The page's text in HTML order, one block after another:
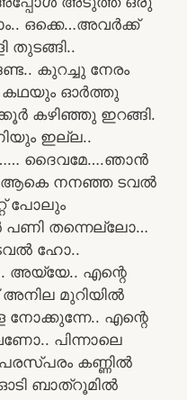
ഒക്കെ…അവർക്ക്
തുടങ്ങി..
കുറച്ചു നേരം
കഥയും ഓർത്തു
കഴിഞ്ഞു ഇറങ്ങി.
ഇല്ല..
ദൈവമേ….ഞാൻ
ആകെ നനഞ്ഞ ടവൽ
പോലും
പണി തന്നെല്ലോ…
ഹോ..
അയ്യേ.. എന്റെ
അനില മുറിയിൽ
നോക്കുന്നേ.. എന്റെ
പിന്നാലെ
കണ്ണിൽ
ബാത്‌റൂമിൽ